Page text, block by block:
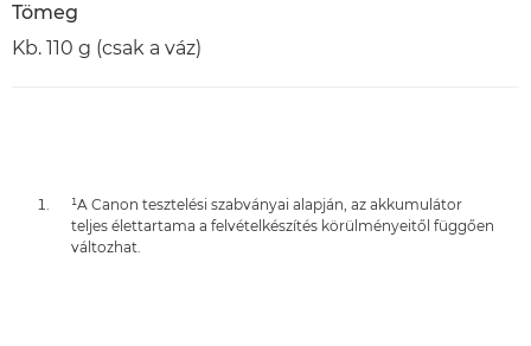
Tömeg
Kb. 110 g (csak a váz)
¹A Canon tesztelési szabványai alapján, az akkumulátor
teljes élettartama a felvételkészítés körülményeitől függően
változhat.